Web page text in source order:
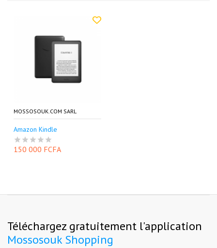
MOSSOSOUK.COM SARL
Amazon Kindle
150 000 FCFA
Téléchargez gratuitement l'application
Mossosouk Shopping